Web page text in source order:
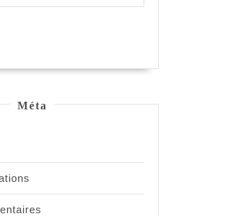
Méta